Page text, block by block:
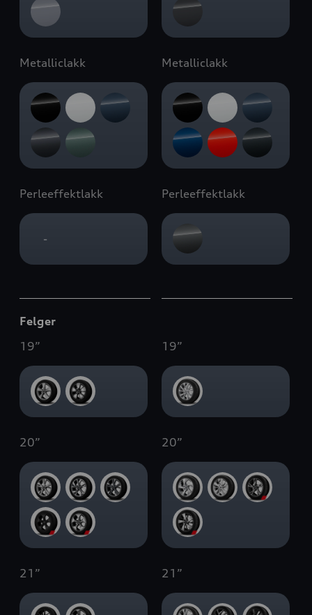
Metalliclakk
Perleeffektlakk
-
Metalliclakk
Perleeffektlakk
Felger
19”
20”
21 ”
19”
20”
21 ”